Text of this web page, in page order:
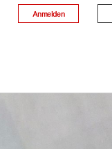
Anmelden